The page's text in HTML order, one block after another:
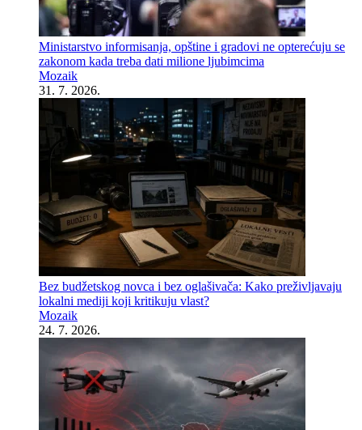
Ministarstvo informisanja, opštine i gradovi ne opterećuju se
zakonom kada treba dati milione ljubimcima
Mozaik
31. 7. 2026.
Bez budžetskog novca i bez oglašivača: Kako preživljavaju
lokalni mediji koji kritikuju vlast?
Mozaik
24. 7. 2026.